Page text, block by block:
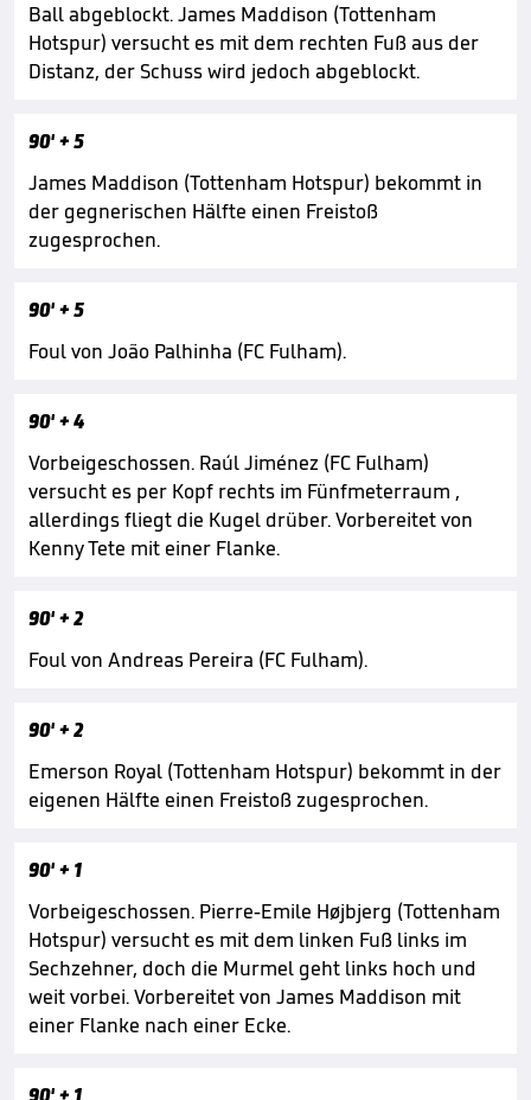
Ball abgeblockt. James Maddison (Tottenham
Hotspur) versucht es mit dem rechten Fuß aus der
Distanz, der Schuss wird jedoch abgeblockt.
90'+ 5
James Maddison (Tottenham Hotspur) bekommt in
der gegnerischen Hälfte einen Freistoß
zugesprochen.
90'+ 5
Foul von João Palhinha (FC Fulham).
90'+ 4
Vorbeigeschossen. Raúl Jiménez (FC Fulham)
versucht es per Kopf rechts im Fünfmeterraum ,
allerdings fliegt die Kugel drüber. Vorbereitet von
Kenny Tete mit einer Flanke.
90'+ 2
Foul von Andreas Pereira (FC Fulham).
90'+ 2
Emerson Royal (Tottenham Hotspur) bekommt in der
eigenen Hälfte einen Freistoß zugesprochen.
90'+ 1
Vorbeigeschossen. Pierre-Emile Højbjerg (Tottenham
Hotspur) versucht es mit dem linken Fuß links im
Sechzehner, doch die Murmel geht links hoch und
weit vorbei. Vorbereitet von James Maddison mit
einer Flanke nach einer Ecke.